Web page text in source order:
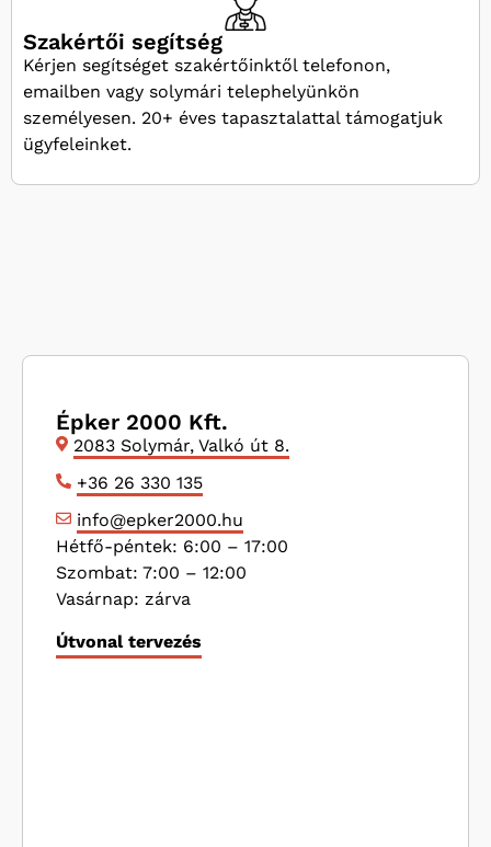
Szakértői segítség
Kérjen segítséget szakértőinktől telefonon,
emailben vagy solymári telephelyünkön
személyesen. 20+ éves tapasztalattal támogatjuk
ügyfeleinket.
Épker 2000 Kft.
2083 Solymár, Valkó út 8.
+36 26 330 135
info@epker2000.hu
Hétfő-péntek: 6:00 – 17:00
Szombat: 7:00 – 12:00
Vasárnap: zárva
Útvonal tervezés